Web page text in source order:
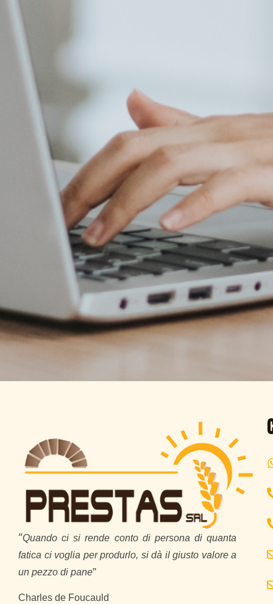
“Quando ci si rende conto di persona di quanta
fatica ci voglia per produrlo, si dà il giusto valore a
un pezzo di pane”
Charles de Foucauld